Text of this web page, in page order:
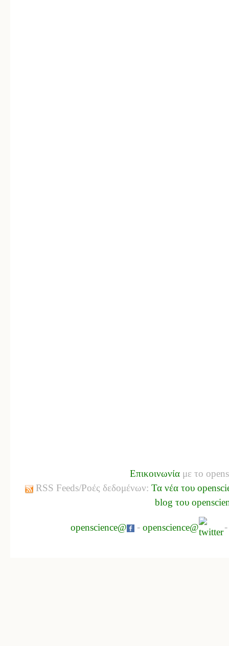
Επικοινωνία με το
RSS Feeds/Ροές δεδομένων: Τα νέα του
blog του
openscience@ - openscience@